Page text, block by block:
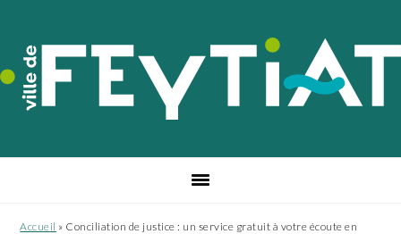
navigation
principale
contenu
principal
pied
de
page
Accueil » Conciliation de justice : un service gratuit à votre écoute en